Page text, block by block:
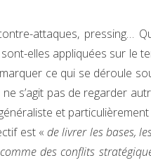
attaques, pressing…
elles appliquées sur le
ce qui se déroule
s’agit pas de regarder
et
est «de livrer les bases,
des conflits